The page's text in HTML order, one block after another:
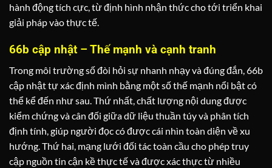
hành động tích cực, từ định hình nhận thức cho tới triển khai
giải pháp vào thực tế.
66b cập nhật – Thế mạnh và cạnh tranh
Trong môi trường số đòi hỏi sự nhanh nhạy và đúng đắn, 66b
cập nhật tự xác định mình bằng một số thế mạnh nổi bật có
thể kể đến như sau. Thứ nhất, chất lượng nội dung được
kiểm chứng và cân đối giữa dữ liệu thuần túy và phân tích
định tính, giúp người đọc có được cái nhìn toàn diện về xu
hướng. Thứ hai, mạng lưới đối tác toàn cầu cho phép truy
cập nguồn tin cận kề thực tế và được xác thực từ nhiều